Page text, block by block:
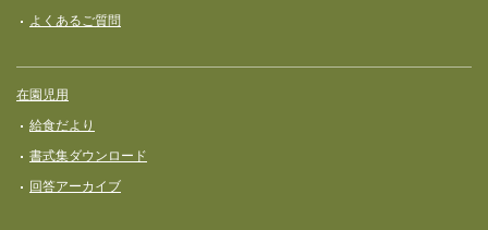
よくあるご質問
在園児用
給食だより
書式集ダウンロード
回答アーカイブ